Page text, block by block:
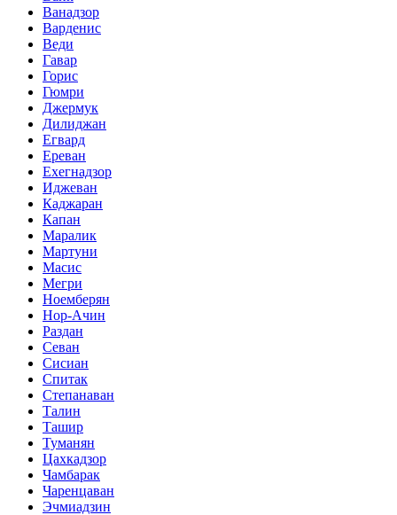
Ванадзор
Варденис
Веди
Гавар
Горис
Гюмри
Джермук
Дилиджан
Егвард
Ереван
Ехегнадзор
Иджеван
Каджаран
Капан
Маралик
Мартуни
Масис
Мегри
Ноемберян
Нор-Ачин
Раздан
Севан
Сисиан
Спитак
Степанаван
Талин
Ташир
Туманян
Цахкадзор
Чамбарак
Чаренцаван
Эчмиадзин